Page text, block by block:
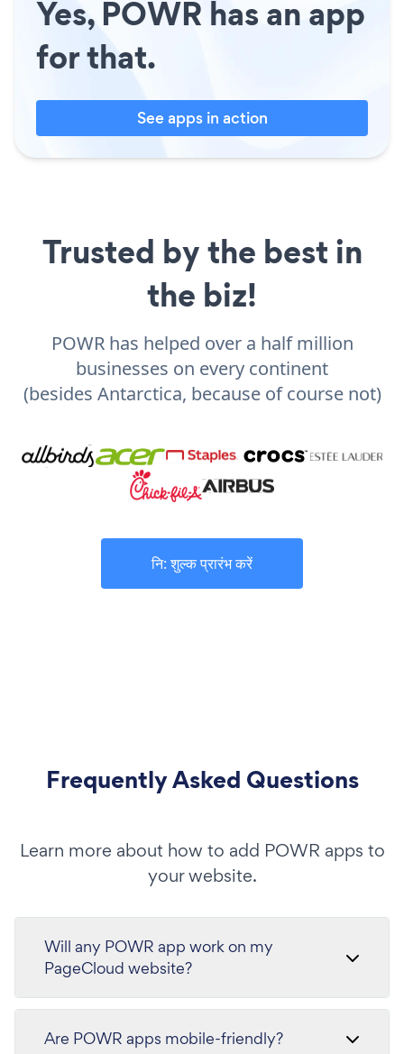
Yes, POWR has an app
for that.
See apps in action
Trusted by the best in
the biz!
POWR has helped over a half million
businesses on every continent
(besides Antarctica, because of course not)
नि: शुल्क प्रारंभ करें
Frequently Asked Questions
Learn more about how to add POWR apps to
your website.
Will any POWR app work on my
PageCloud website?
Are POWR apps mobile-friendly?